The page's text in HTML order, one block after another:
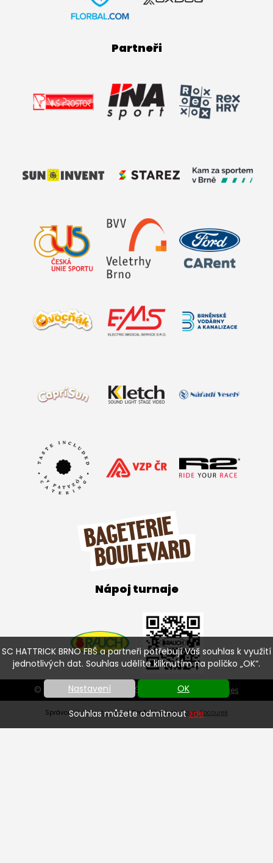
SC HATTRICK BRNO FBŠ a partneři potřebují Váš souhlas k využití
jednotlivých dat. Souhlas udělíte kliknutím na políčko „OK“.
Nastavení OK
Souhlas můžete odmítnoutzde
Partneři
Nápoj turnaje
© SC HATTRICK BRNO FBŠ 2026 | Nastavení cookies
SprávceVáš prostor, s.r.o.| Grafický návrh: Pavel Kocourek